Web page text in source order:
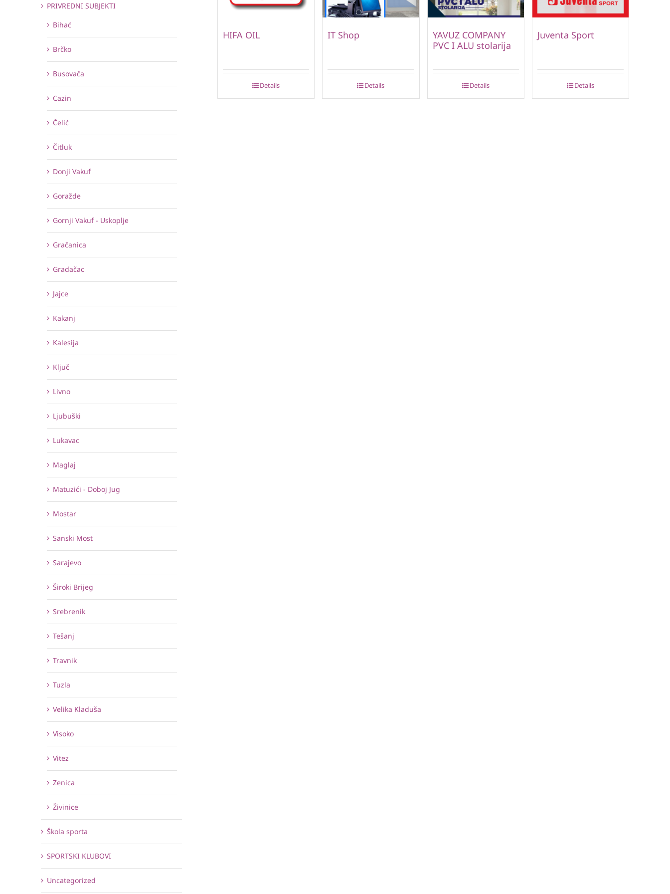
HIFA OIL
Details
IT Shop
Details
YAVUZ COMPANY
PVC I ALU stolarija
Details
Juventa Sport
Details
PRIVREDNI SUBJEKTI
Bihać
Brčko
Busovača
Cazin
Čelić
Čitluk
Donji Vakuf
Goražde
Gornji Vakuf - Uskoplje
Gračanica
Gradačac
Jajce
Kakanj
Kalesija
Ključ
Livno
Ljubuški
Lukavac
Maglaj
Matuzići - Doboj Jug
Mostar
Sanski Most
Sarajevo
Široki Brijeg
Srebrenik
Tešanj
Travnik
Tuzla
Velika Kladuša
Visoko
Vitez
Zenica
Živinice
Škola sporta
SPORTSKI KLUBOVI
Uncategorized